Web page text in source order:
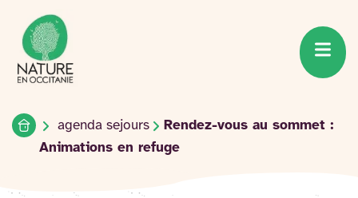
Accéder
au
contenu
Accueil du site
Accueilagenda sejours
Rendez-vous au sommet :
Animations en refuge